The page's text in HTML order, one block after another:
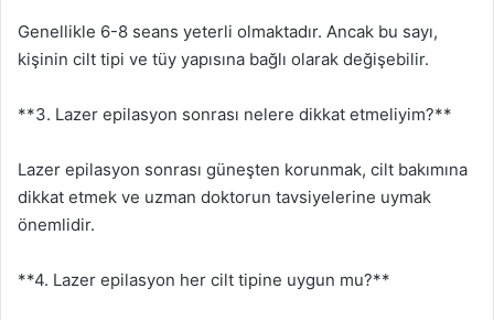
Genellikle 6-8 seans yeterli olmaktadır. Ancak bu sayı,
kişinin cilt tipi ve tüy yapısına bağlı olarak değişebilir.
**3. Lazer epilasyon sonrası nelere dikkat etmeliyim?**
Lazer epilasyon sonrası güneşten korunmak, cilt bakımına
dikkat etmek ve uzman doktorun tavsiyelerine uymak
önemlidir.
**4. Lazer epilasyon her cilt tipine uygun mu?**